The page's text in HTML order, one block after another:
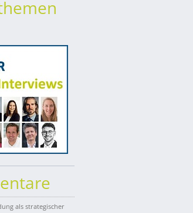
als strategischer